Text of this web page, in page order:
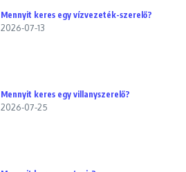
Mennyit keres egy vízvezeték-szerelő?
2026-07-13
Mennyit keres egy villanyszerelő?
2026-07-25